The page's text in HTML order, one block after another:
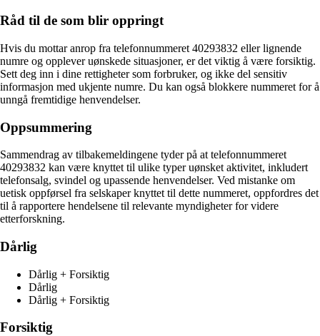
Råd til de som blir oppringt
Hvis du mottar anrop fra telefonnummeret 40293832 eller lignende
numre og opplever uønskede situasjoner, er det viktig å være forsiktig.
Sett deg inn i dine rettigheter som forbruker, og ikke del sensitiv
informasjon med ukjente numre. Du kan også blokkere nummeret for å
unngå fremtidige henvendelser.
Oppsummering
Sammendrag av tilbakemeldingene tyder på at telefonnummeret
40293832 kan være knyttet til ulike typer uønsket aktivitet, inkludert
telefonsalg, svindel og upassende henvendelser. Ved mistanke om
uetisk oppførsel fra selskaper knyttet til dette nummeret, oppfordres det
til å rapportere hendelsene til relevante myndigheter for videre
etterforskning.
Dårlig
Dårlig + Forsiktig
Dårlig
Dårlig + Forsiktig
Forsiktig